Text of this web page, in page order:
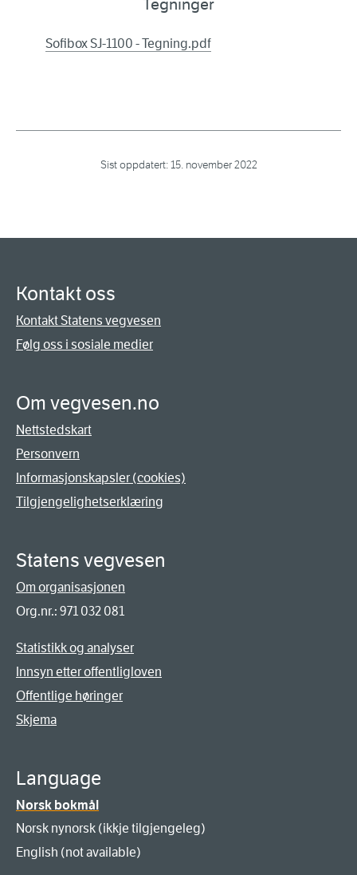
Tegninger
Sofibox SJ-1100 - Tegning.pdf
Sist oppdatert:15. november 2022
Kontakt oss
Kontakt Statens vegvesen
Følg oss i sosiale medier
Om vegvesen.no
Nettstedskart
Personvern
Informasjonskapsler (cookies)
Tilgjengelighetserklæring
Statens vegvesen
Om organisasjonen
Org.nr.: 971 032 081
Statistikk og analyser
Innsyn etter offentligloven
Offentlige høringer
Skjema
Language
Norsk bokmål
Norsk nynorsk (ikkje tilgjengeleg)
English (not available)